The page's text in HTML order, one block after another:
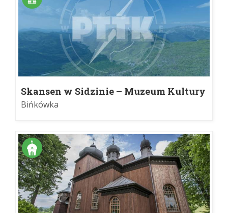
Skansen w Sidzinie – Muzeum Kultury
Ludowej
Bińkówka